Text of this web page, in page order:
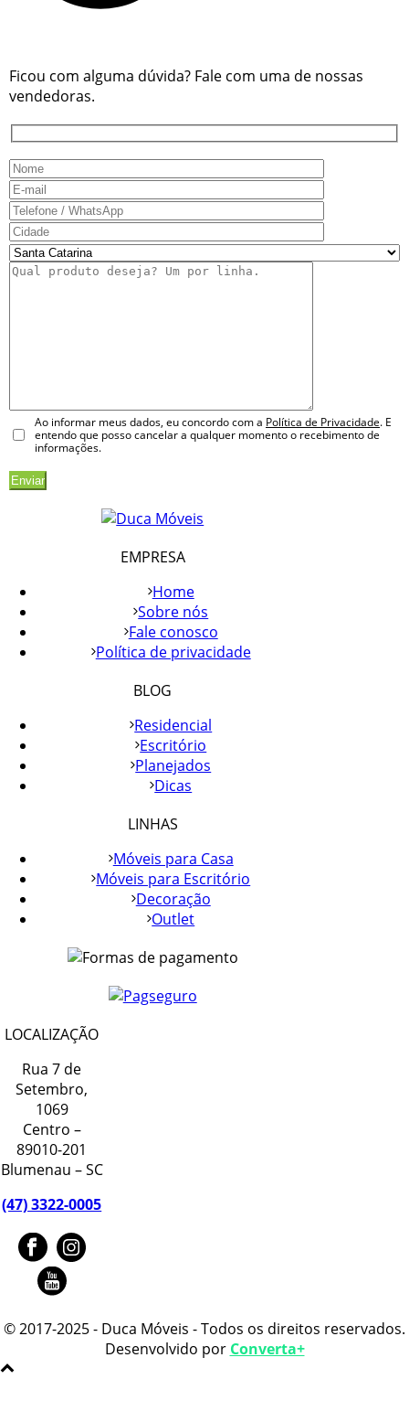
Ficou com alguma dúvida? Fale com uma de nossas
vendedoras.
Ao informar meus dados, eu concordo com a Política de Privacidade. E
entendo que posso cancelar a qualquer momento o recebimento de
informações.
EMPRESA
Home
Sobre nós
Fale conosco
Política de privacidade
BLOG
Residencial
Escritório
Planejados
Dicas
LINHAS
Móveis para Casa
Móveis para Escritório
Decoração
Outlet
LOCALIZAÇÃO
Rua 7 de
Setembro,
1069
Centro –
89010-201
Blumenau – SC
(47) 3322-0005
© 2017-2025 - Duca Móveis - Todos os direitos reservados.
Desenvolvido por Converta+